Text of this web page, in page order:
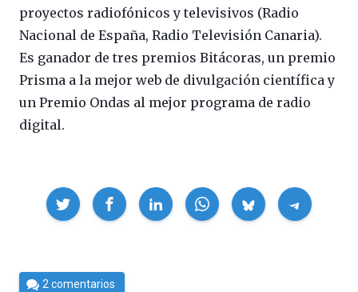
proyectos radiofónicos y televisivos (Radio
Nacional de España, Radio Televisión Canaria).
Es ganador de tres premios Bitácoras, un premio
Prisma a la mejor web de divulgación científica y
un Premio Ondas al mejor programa de radio
digital.
Compartir
Por 2 comentarios